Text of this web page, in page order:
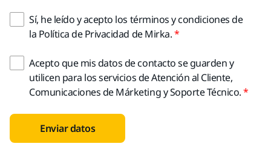
Sí, he leído y acepto los términos y condiciones de
la Política de Privacidad de Mirka.
Acepto que mis datos de contacto se guarden y
utilicen para los servicios de Atención al Cliente,
Comunicaciones de Márketing y Soporte Técnico.
Enviar datos